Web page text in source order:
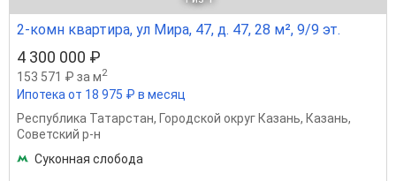
2-комн квартира, ул Мира, 47, д. 47, 28 м², 9/9 эт.
4 300 000 ₽
153 571 ₽ за м2
Ипотека от 18 975 ₽ в месяц
Республика Татарстан, Городской округ Казань, Казань,
Советский р-н
Суконная слобода